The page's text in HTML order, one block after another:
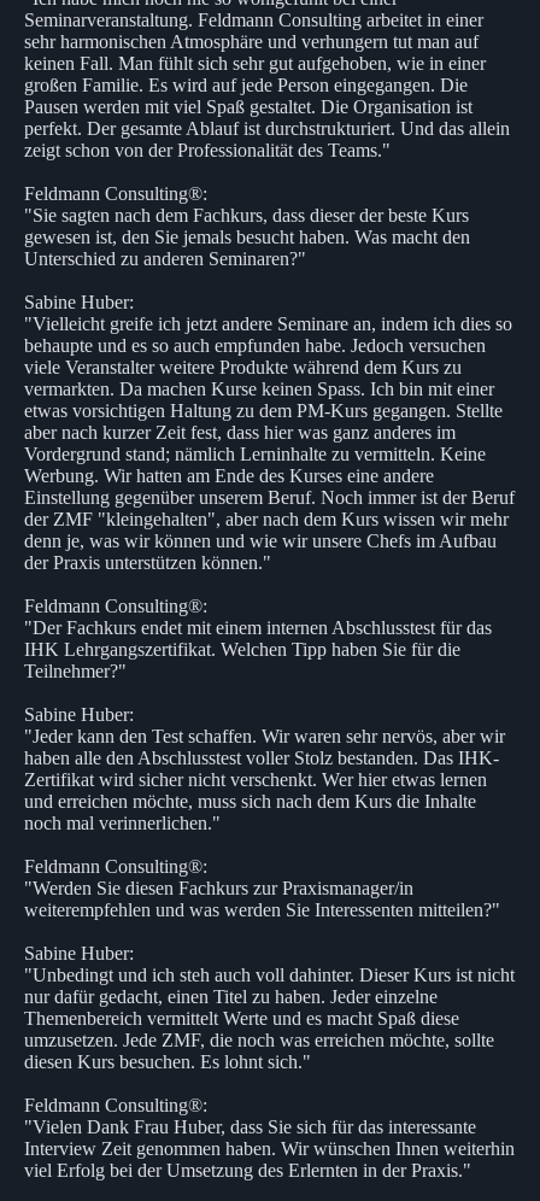
Seminarveranstaltung. Feldmann Consulting arbeitet in einer
sehr harmonischen Atmosphäre und verhungern tut man auf
keinen Fall. Man fühlt sich sehr gut aufgehoben, wie in einer
großen Familie. Es wird auf jede Person eingegangen. Die
Pausen werden mit viel Spaß gestaltet. Die Organisation ist
perfekt. Der gesamte Ablauf ist durchstrukturiert. Und das allein
zeigt schon von der Professionalität des Teams."
Feldmann Consulting®:
"Sie sagten nach dem Fachkurs, dass dieser der beste Kurs
gewesen ist, den Sie jemals besucht haben. Was macht den
Unterschied zu anderen Seminaren?"
Sabine Huber:
"Vielleicht greife ich jetzt andere Seminare an, indem ich dies so
behaupte und es so auch empfunden habe. Jedoch versuchen
viele Veranstalter weitere Produkte während dem Kurs zu
vermarkten. Da machen Kurse keinen Spass. Ich bin mit einer
etwas vorsichtigen Haltung zu dem PM-Kurs gegangen. Stellte
aber nach kurzer Zeit fest, dass hier was ganz anderes im
Vordergrund stand; nämlich Lerninhalte zu vermitteln. Keine
Werbung. Wir hatten am Ende des Kurses eine andere
Einstellung gegenüber unserem Beruf. Noch immer ist der Beruf
der ZMF "kleingehalten", aber nach dem Kurs wissen wir mehr
denn je, was wir können und wie wir unsere Chefs im Aufbau
der Praxis unterstützen können."
Feldmann Consulting®:
"Der Fachkurs endet mit einem internen Abschlusstest für das
IHK Lehrgangszertifikat. Welchen Tipp haben Sie für die
Teilnehmer?"
Sabine Huber:
"Jeder kann den Test schaffen. Wir waren sehr nervös, aber wir
haben alle den Abschlusstest voller Stolz bestanden. Das IHK-
Zertifikat wird sicher nicht verschenkt. Wer hier etwas lernen
und erreichen möchte, muss sich nach dem Kurs die Inhalte
noch mal verinnerlichen."
Feldmann Consulting®:
"Werden Sie diesen Fachkurs zur Praxismanager/in
weiterempfehlen und was werden Sie Interessenten mitteilen?"
Sabine Huber:
"Unbedingt und ich steh auch voll dahinter. Dieser Kurs ist nicht
nur dafür gedacht, einen Titel zu haben. Jeder einzelne
Themenbereich vermittelt Werte und es macht Spaß diese
umzusetzen. Jede ZMF, die noch was erreichen möchte, sollte
diesen Kurs besuchen. Es lohnt sich."
Feldmann Consulting®:
"Vielen Dank Frau Huber, dass Sie sich für das interessante
Interview Zeit genommen haben. Wir wünschen Ihnen weiterhin
viel Erfolg bei der Umsetzung des Erlernten in der Praxis."